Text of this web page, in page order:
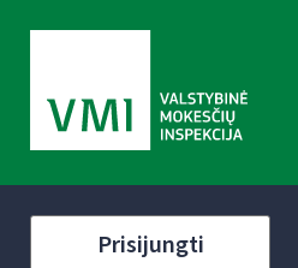
Prisijungti